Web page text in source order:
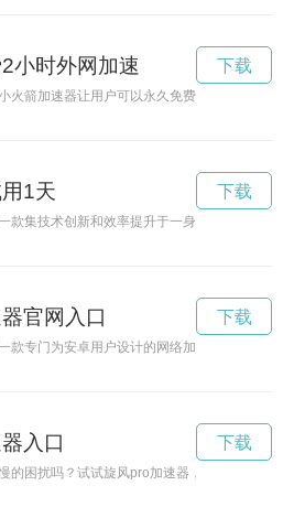
小时外网加速
火箭加速器让用户可以永久免费体验高速加速
下载
1天
款集技术创新和效率提升于一身的便利工具，
下载
官网入口
款专门为安卓用户设计的网络加速应用，能够
下载
入口
的困扰吗？试试旋风pro加速器，让你的网络体
下载